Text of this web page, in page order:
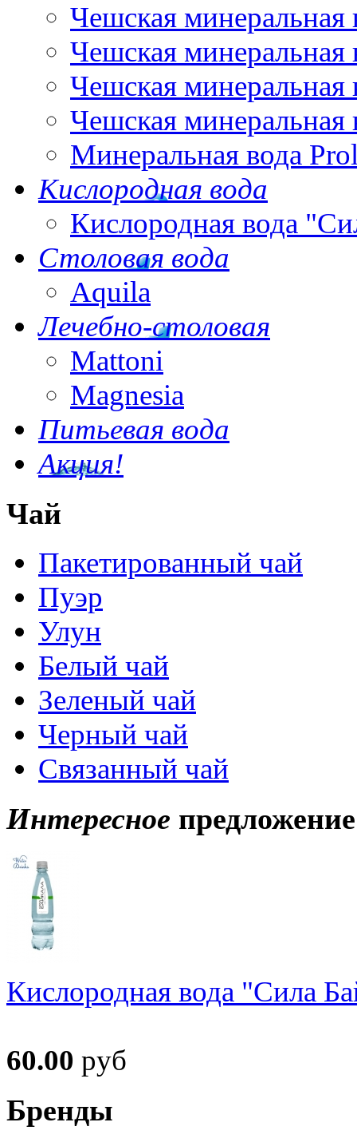
Чешская минеральная
Чешская минеральная
Чешская минеральная
Чешская минеральная
Минеральная вода
Кислородная вода
Кислородная вода
Столовая вода
Aquila
Лечебно-столовая
Mattoni
Magnesia
Питьевая вода
Акция!
Чай
Пакетированный чай
Пуэр
Улун
Белый чай
Зеленый чай
Черный чай
Связанный чай
Интересное предложение
Кислородная вода "Сила
60.00 руб
Бренды